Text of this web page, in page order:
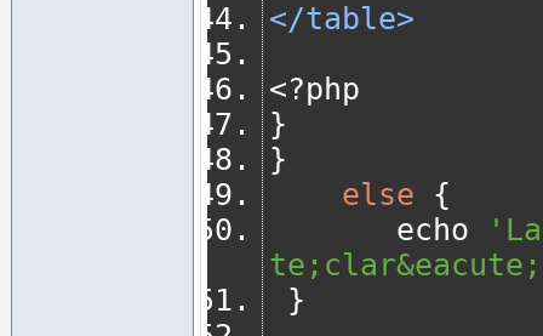
</table>
<?php
}
}
else
{
       echo
}